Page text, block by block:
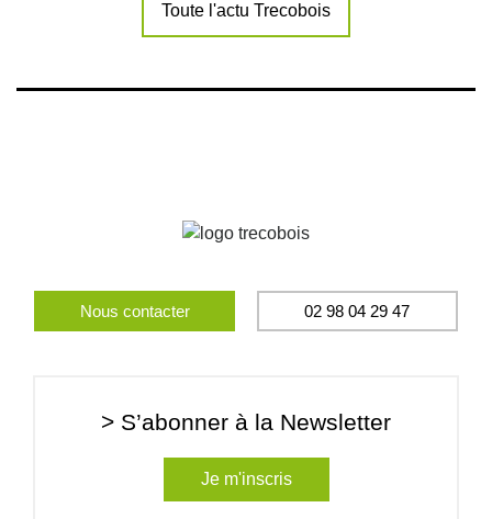
Toute l'actu Trecobois
Nous contacter 02 98 04 29 47
> S’abonner à la Newsletter
Je m'inscris